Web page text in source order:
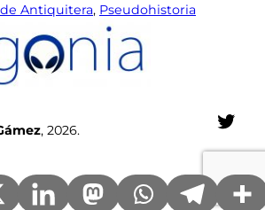
Antiquitera, Pseudohistoria
, 2026.